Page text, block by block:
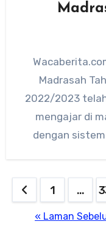
Madrasah
2022/2023
mengajar di
dengan
Paginasi
pos
1 …
« Laman